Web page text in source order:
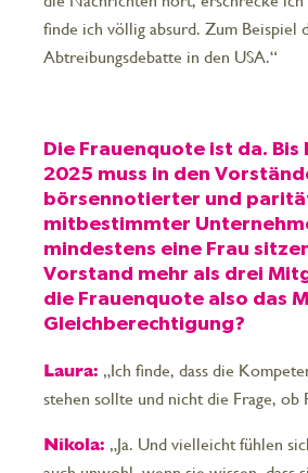
finde ich völlig absurd. Zum Beispiel
Abtreibungsdebatte in den USA.“
Die Frauenquote ist da. Bis
2025 muss in den
börsennotierter und
mitbestimmter
mindestens eine Frau
Vorstand mehr als drei
die Frauenquote also das
Gleichberechtigung?
Laura: „Ich finde, dass die
stehen sollte und nicht die Frage, ob
Nikola: „Ja. Und vielleicht fühlen